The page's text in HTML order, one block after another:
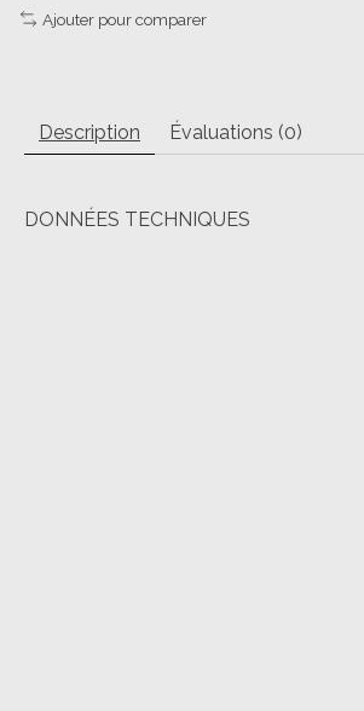
Ajouter pour comparer
Description Évaluations (0)
DONNÉES TECHNIQUES